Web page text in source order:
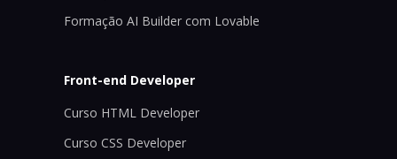
Formação AI Builder com Lovable
Front-end Developer
Curso HTML Developer
Curso CSS Developer